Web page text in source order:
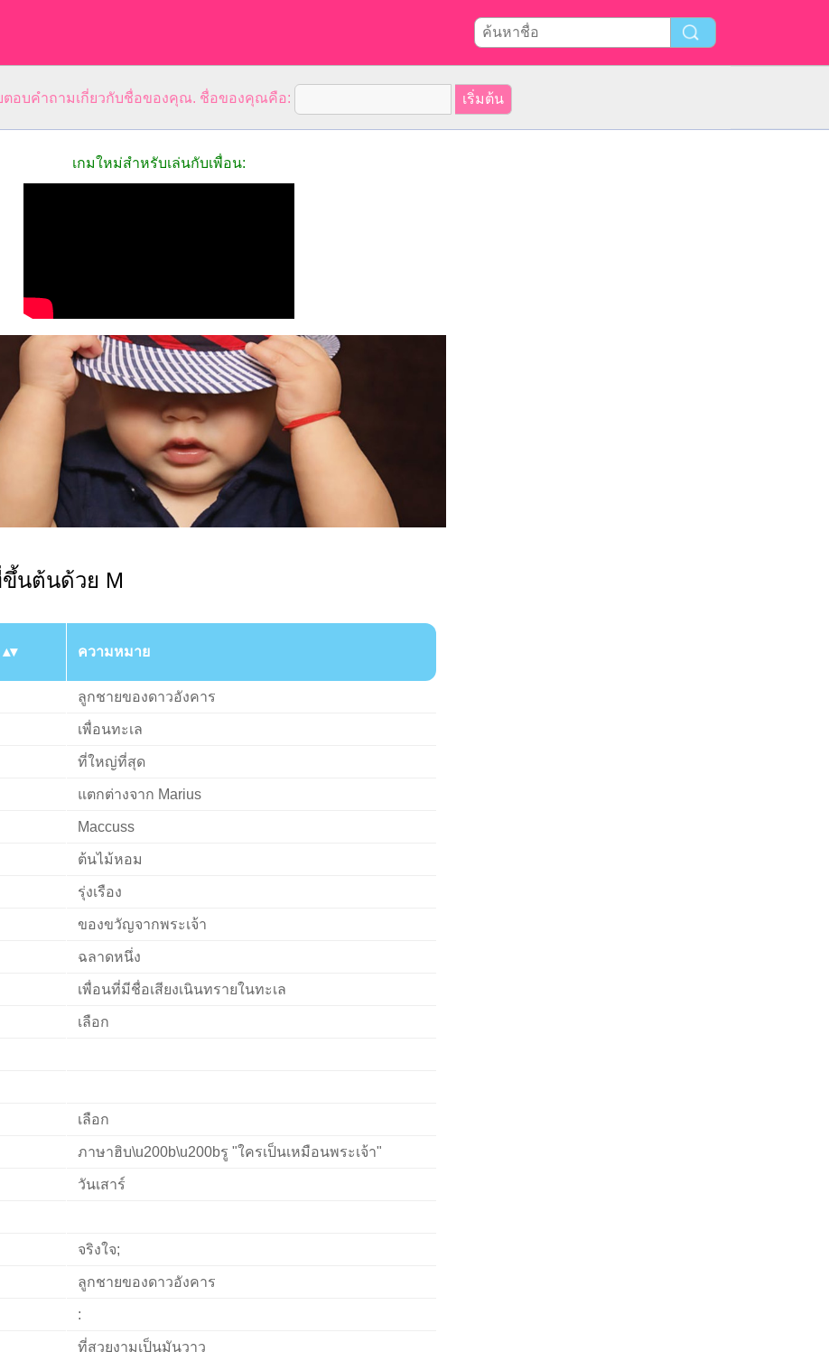
ตอบคำถามเกี่ยวกับชื่อของคุณ. ชื่อของคุณคือ:
เกมใหม่สำหรับเล่นกับเพื่อน:
นต้นด้วย M
ความหมาย
ลูกชายของดาวอังคาร
เพื่อนทะเล
ที่ใหญ่ที่สุด
แตกต่างจาก Marius
Maccuss
ต้นไม้หอม
รุ่งเรือง
ของขวัญจากพระเจ้า
ฉลาดหนึ่ง
เพื่อนที่มีชื่อเสียงเนินทรายในทะเล
เลือก
เลือก
ภาษาฮิบ\u200b\u200bรู "ใครเป็นเหมือนพระเจ้า"
วันเสาร์
จริงใจ;
ลูกชายของดาวอังคาร
:
ที่สวยงามเป็นมันวาว